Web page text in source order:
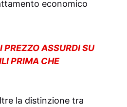
economico
PREZZO ASSURDI SU
PRIMA CHE
la distinzione tra